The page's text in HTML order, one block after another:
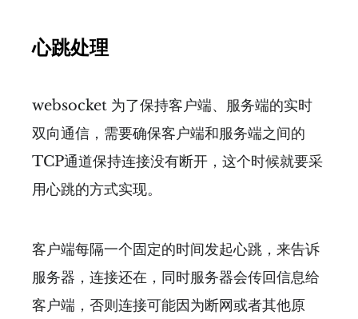
心跳处理
websocket 为了保持客户端、服务端的实时
双向通信，需要确保客户端和服务端之间的
TCP通道保持连接没有断开，这个时候就要采
用心跳的方式实现。
客户端每隔一个固定的时间发起心跳，来告诉
服务器，连接还在，同时服务器会传回信息给
客户端，否则连接可能因为断网或者其他原